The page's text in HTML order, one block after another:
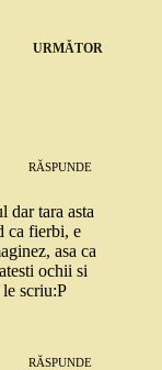
URMĂTOR
RĂSPUNDE
dar tara asta
ca fierbi, e
asa ca
ochii si
le scriu:P
RĂSPUNDE